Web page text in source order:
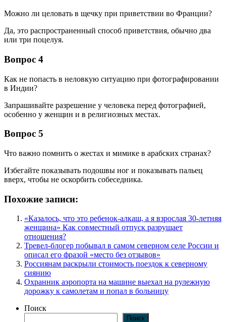
Можно ли целовать в щечку при приветствии во Франции?
Да, это распространенный способ приветствия, обычно два
или три поцелуя.
Вопрос 4
Как не попасть в неловкую ситуацию при фотографировании
в Индии?
Запрашивайте разрешение у человека перед фотографией,
особенно у женщин и в религиозных местах.
Вопрос 5
Что важно помнить о жестах и мимике в арабских странах?
Избегайте показывать подошвы ног и показывать пальец
вверх, чтобы не оскорбить собеседника.
Похожие записи:
«Казалось, что это ребенок-алкаш, а я взрослая 30-летняя
женщина» Как совместный отпуск разрушает
отношения?
Тревел-блогер побывал в самом северном селе России и
описал его фразой «место без отзывов»
Россиянам раскрыли стоимость поездок к северному
сиянию
Охранник аэропорта на машине выехал на рулежную
дорожку к самолетам и попал в больницу
Поиск
Поиск